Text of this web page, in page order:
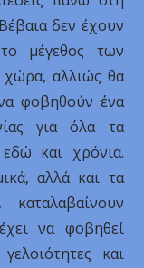
δεν έχουν
μέγεθος των
αλλιώς θα
φοβηθούν ένα
για όλα τα
και χρόνια.
αλλά και τα
να φοβηθεί
και